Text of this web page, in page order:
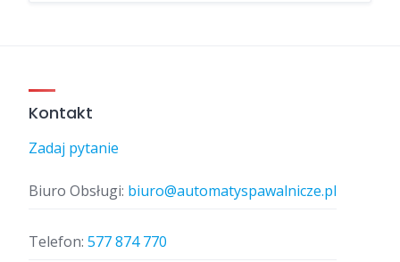
Kontakt
Zadaj pytanie
Biuro Obsługi: biuro@automatyspawalnicze.pl
Telefon: 577 874 770